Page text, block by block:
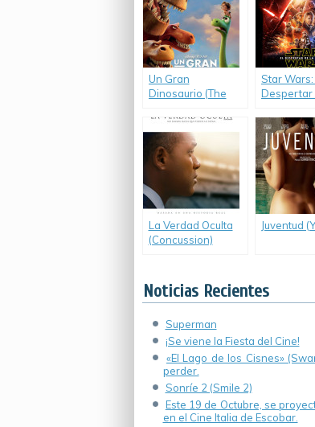
Un Gran
Dinosaurio (The
Star Wars:
Despertar
The Force
Awakens)
La Verdad Oculta
(Concussion)
Juventud
Noticias Recientes
Superman
¡Se viene la Fiesta del Cine!
«El Lago de los Cisnes»
perder.
Sonríe 2 (Smile 2)
Este 19 de Octubre, se
en el Cine Italia de Escobar.